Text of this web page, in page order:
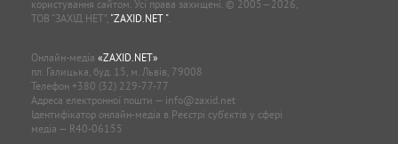
користування сайтом. Усі права захищені. © 2005—2026,
ТОВ “ЗАХІД.НЕТ”, "ZAXID.NET ".
Онлайн-медіа «ZAXID.NET»
пл. Галицька, буд. 15, м. Львів, 79008
Телефон +380 (32) 229-77-77
Адреса електронної пошти — info@zaxid.net
Ідентифікатор онлайн-медіа в Реєстрі суб'єктів у сфері
медіа — R40-06155